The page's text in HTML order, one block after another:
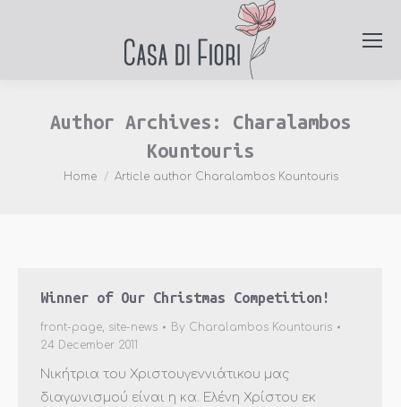
Author Archives: Charalambos
Kountouris
You are here:
Home Article author Charalambos Kountouris
Winner of Our Christmas Competition!
front-page, site-news By Charalambos Kountouris
24 December 2011
Νικήτρια του Χριστουγεννιάτικου μας
διαγωνισμού είναι η κα. Ελένη Χρίστου εκ